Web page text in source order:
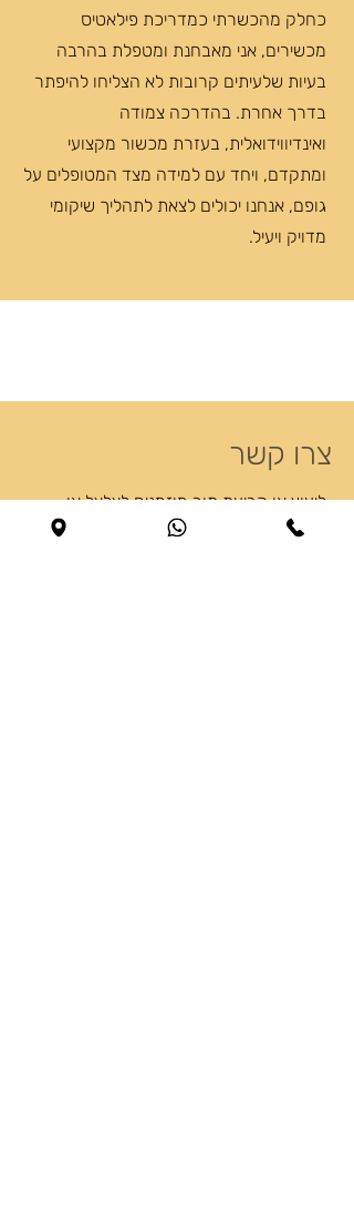
כחלק מהכשרתי כמדריכת פילאטיס
מכשירים, אני מאבחנת ומטפלת בהרבה
בעיות שלעיתים קרובות לא הצליחו להיפתר
בדרך אחרת. בהדרכה צמודה
ואינדיווידואלית, בעזרת מכשור מקצועי
ומתקדם, ויחד עם למידה מצד המטופלים על
גופם, אנחנו יכולים לצאת לתהליך שיקומי
מדויק ויעיל.
צרו קשר
ליעוץ או קביעת תור מוזמנים לצלצל או
לשלוח הודעה